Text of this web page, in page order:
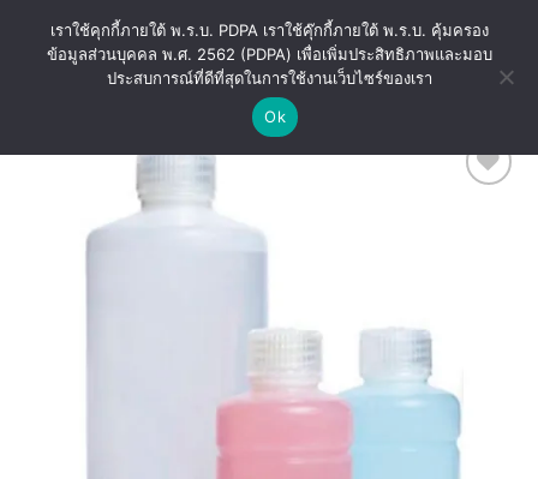
เราใช้คุกกี้ภายใต้ พ.ร.บ. PDPA เราใช้คุ๊กกี้ภายใต้ พ.ร.บ. คุ้มครอง
ข้อมูลส่วนบุคคล พ.ศ. 2562 (PDPA) เพื่อเพิ่มประสิทธิภาพและมอบ
ประสบการณ์ที่ดีที่สุดในการใช้งานเว็บไซร์ของเรา
Ok